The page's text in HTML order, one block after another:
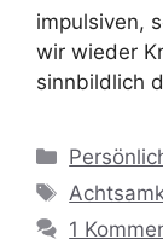
impulsiven,
wir wieder
sinnbildlich
1